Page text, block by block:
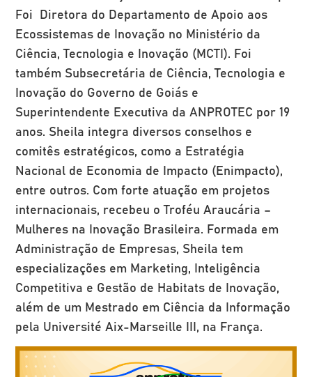
Foi Diretora do Departamento de Apoio aos
Ecossistemas de Inovação no Ministério da
Ciência, Tecnologia e Inovação (MCTI). Foi
também Subsecretária de Ciência, Tecnologia e
Inovação do Governo de Goiás e
Superintendente Executiva da ANPROTEC por 19
anos. Sheila integra diversos conselhos e
comitês estratégicos, como a Estratégia
Nacional de Economia de Impacto (Enimpacto),
entre outros. Com forte atuação em projetos
internacionais, recebeu o Troféu Araucária –
Mulheres na Inovação Brasileira. Formada em
Administração de Empresas, Sheila tem
especializações em Marketing, Inteligência
Competitiva e Gestão de Habitats de Inovação,
além de um Mestrado em Ciência da Informação
pela Université Aix-Marseille III, na França.